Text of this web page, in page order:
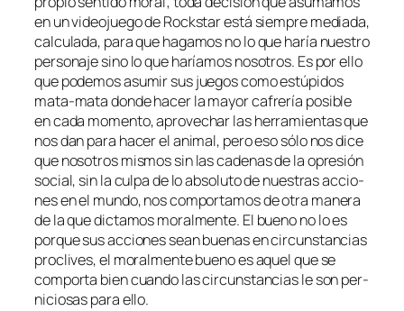
en un vi­deo­jue­go de Rockstar es­tá siem­pre me­dia­da,
cal­cu­la­da, pa­ra que ha­ga­mos no lo que ha­ría nues­tro
per­so­na­je sino lo que ha­ría­mos no­so­tros. Es por ello
que po­de­mos asu­mir sus jue­gos co­mo es­tú­pi­dos
mata-mata don­de ha­cer la ma­yor ca­fre­ría po­si­ble
en ca­da mo­men­to, apro­ve­char las he­rra­mien­tas que
nos dan pa­ra ha­cer el ani­mal, pe­ro eso só­lo nos di­ce
que no­so­tros mis­mos sin las ca­de­nas de la opre­sión
so­cial, sin la cul­pa de lo ab­so­lu­to de nues­tras ac­cio­
nes en el mun­do, nos com­por­ta­mos de otra ma­ne­ra
de la que dic­ta­mos mo­ral­men­te. El bueno no lo es
por­que sus ac­cio­nes sean bue­nas en cir­cuns­tan­cias
pro­cli­ves, el mo­ral­men­te bueno es aquel que se
com­por­ta bien cuan­do las cir­cuns­tan­cias le son per­
ni­cio­sas pa­ra ello.